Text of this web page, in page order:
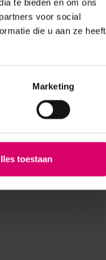
te bieden en om ons
voor social
die u aan ze heeft
Marketing
toestaan